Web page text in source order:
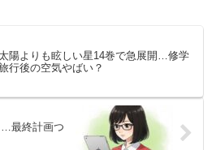
陽よりも眩しい星14巻で急展開…修学
行後の空気やばい？
…最終計画つ